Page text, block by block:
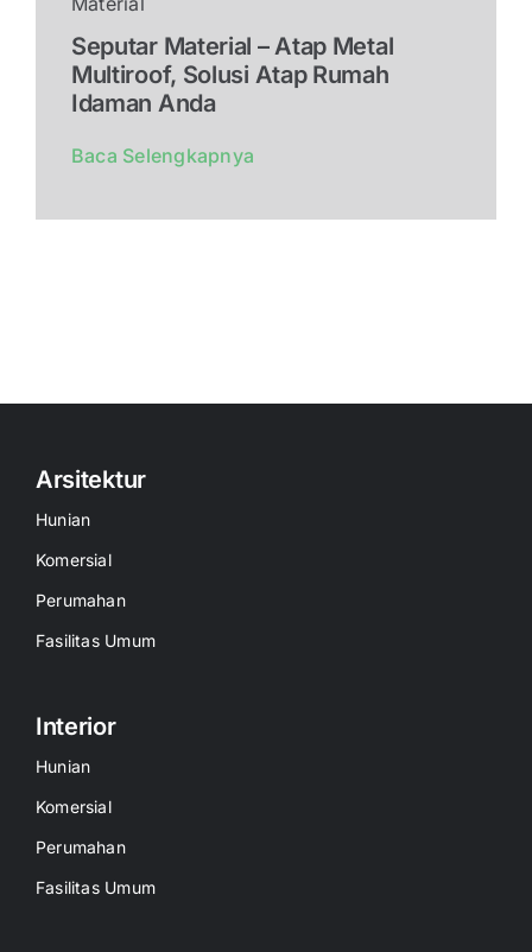
Seputar Material – Atap Metal
Multiroof, Solusi Atap Rumah
Idaman Anda
Baca Selengkapnya
Arsitektur
Hunian
Komersial
Perumahan
Fasilitas Umum
Interior
Hunian
Komersial
Perumahan
Fasilitas Umum